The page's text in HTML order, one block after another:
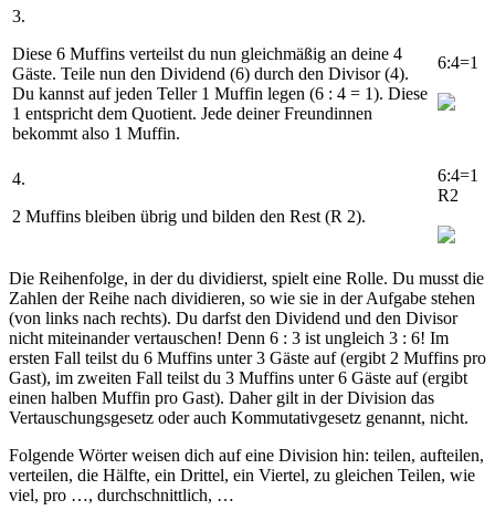
3.
Diese 6 Muffins verteilst du nun gleichmäßig an deine 4
Gäste. Teile nun den Dividend (6) durch den Divisor (4).
Du kannst auf jeden Teller 1 Muffin legen (6 : 4 = 1). Diese
1 entspricht dem Quotient. Jede deiner Freundinnen
bekommt also 1 Muffin.
6:4=1
4.
2 Muffins bleiben übrig und bilden den Rest (R 2).
6:4=1
R2
Die Reihenfolge, in der du dividierst, spielt eine Rolle. Du musst die
Zahlen der Reihe nach dividieren, so wie sie in der Aufgabe stehen
(von links nach rechts). Du darfst den Dividend und den Divisor
nicht miteinander vertauschen! Denn 6 : 3 ist ungleich 3 : 6! Im
ersten Fall teilst du 6 Muffins unter 3 Gäste auf (ergibt 2 Muffins pro
Gast), im zweiten Fall teilst du 3 Muffins unter 6 Gäste auf (ergibt
einen halben Muffin pro Gast). Daher gilt in der Division das
Vertauschungsgesetz oder auch Kommutativgesetz genannt, nicht.
Folgende Wörter weisen dich auf eine Division hin: teilen, aufteilen,
verteilen, die Hälfte, ein Drittel, ein Viertel, zu gleichen Teilen, wie
viel, pro …, durchschnittlich, …